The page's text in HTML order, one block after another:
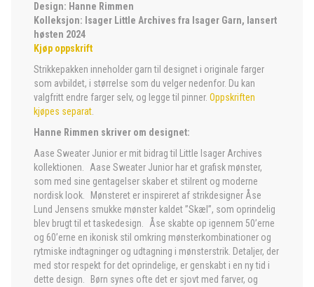
Design: Hanne Rimmen
Kolleksjon: Isager Little Archives fra Isager Garn, lansert
høsten 2024
Kjøp oppskrift
Strikkepakken inneholder garn til designet i originale farger
som avbildet, i størrelse som du velger nedenfor. Du kan
valgfritt endre farger selv, og legge til pinner. Oppskriften
kjøpes separat
Hanne Rimmen skriver om designet:
Aase Sweater Junior er mit bidrag til Little Isager Archives
kollektionen. Aase Sweater Junior har et grafisk mønster,
som med sine gentagelser skaber et stilrent og moderne
nordisk look. Mønsteret er inspireret af strikdesigner Åse
Lund Jensens smukke mønster kaldet ”Skæl”, som oprindelig
blev brugt til et taskedesign. Åse skabte op igennem 50’erne
og 60’erne en ikonisk stil omkring mønsterkombinationer og
rytmiske indtagninger og udtagning i mønsterstrik. Detaljer, der
med stor respekt for det oprindelige, er genskabt i en ny tid i
dette design. Børn synes ofte det er sjovt med farver, og